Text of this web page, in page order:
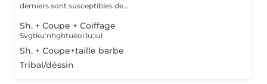
derniers sont susceptibles de...
Sh. + Coupe + Coiffage
Svgtku'nhghtuèoi:lu;iul
Sh. + Coupe+taille barbe
Tribal/déssin